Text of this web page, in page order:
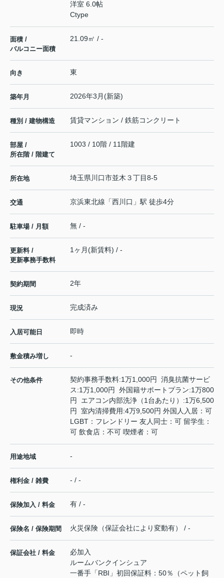
洋室 6.0帖
Ctype
面積 /
バルコニー面積
21.09㎡ / -
向き 東
築年月 2026年3月(新築)
種別 / 建物構造 賃貸マンション / 鉄筋コンクリート
部屋 /
所在階 / 階建て
1003 / 10階 / 11階建
所在地 埼玉県 川口市並木 ３丁目8-5
交通 京浜東北線 「西川口 」駅 徒歩4分
駐車場 / 月額 無 / -
更新料 /
更新事務手数料
1ヶ月(新賃料) / -
契約期間 2年
現況 完成済み
入居可能日 即時
敷金積み増し -
その他条件
契約事務手数料:1万1,000円 消臭抗菌サービ
ス:1万1,000円 外国籍サポートプラン:1万800
円 エアコン内部洗浄（1台あたり）:1万6,500
円 室内清掃費用:4万9,500円 外国人入居：可
LGBT：フレンドリー 友人同士：可 留学生：
可 飲食店：不可 喫煙者：可
用途地域 -
権利金 / 雑費 - / -
保険加入 / 料金 有 / -
保険名 / 保険期間 火災保険（保証会社により変動有） / -
保証会社 / 料金
必加入
ルームバンクインシュア
一番手「RBI」初回保証料：50％（ペット飼